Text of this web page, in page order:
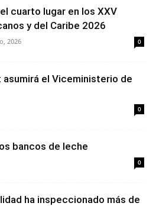
cuarto lugar en los XXV
y del Caribe 2026
2026 0
el Viceministerio de
0
bancos de leche
0
ha inspeccionado más de